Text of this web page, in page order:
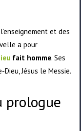
et des
a pour
fait homme. Ses
Jésus le Messie.
prologue